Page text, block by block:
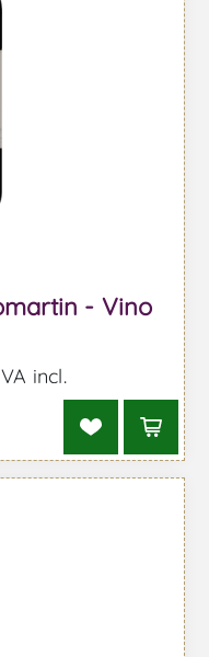
- Vino
incl.